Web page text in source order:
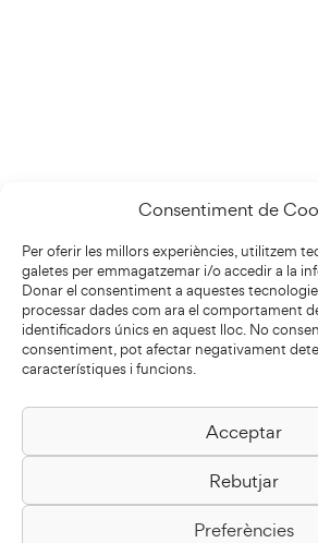
Consentiment de
Per oferir les millors experiències, utilitzem
galetes per emmagatzemar i/o accedir a la
Donar el consentiment a aquestes
processar dades com ara el comportament
identificadors únics en aquest lloc. No
consentiment, pot afectar negativament
característiques i funcions.
Acceptar
Rebutjar
Preferències
Biblioteca Pilarin Bayés
Passeig de la Generalitat, 1
08500 Vic